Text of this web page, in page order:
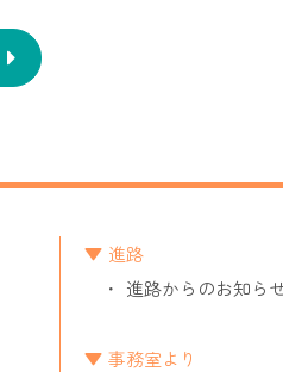
進路
進路からのお知ら
事務室より